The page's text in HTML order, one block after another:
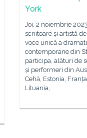
York
Joi, 2 noiembrie
scriitoare și artistă
voce unică a
contemporane din
participa, alături de
și performeri din
Cehă, Estonia,
Lituania,